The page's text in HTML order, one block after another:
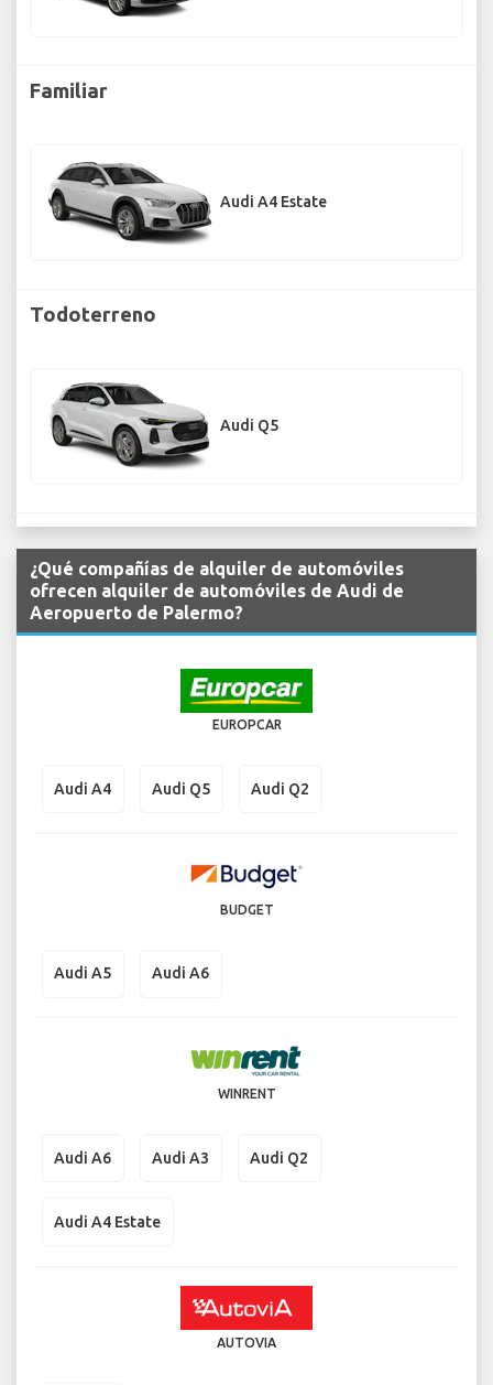
Familiar
Audi A4 Estate
Todoterreno
Audi Q5
¿Qué compañías de alquiler de automóviles
ofrecen alquiler de automóviles de Audi de
Aeropuerto de Palermo?
EUROPCAR
Audi A4 Audi Q5 Audi Q2
BUDGET
Audi A5 Audi A6
WINRENT
Audi A6 Audi A3 Audi Q2
Audi A4 Estate
AUTOVIA